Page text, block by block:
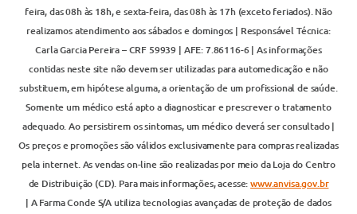
feira, das 08h às 18h, e sexta-feira, das 08h às 17h (exceto feriados). Não
realizamos atendimento aos sábados e domingos | Responsável Técnica:
Carla Garcia Pereira – CRF 59939 | AFE: 7.86116-6 | As informações
contidas neste site não devem ser utilizadas para automedicação e não
substituem, em hipótese alguma, a orientação de um profissional de saúde.
Somente um médico está apto a diagnosticar e prescrever o tratamento
adequado. Ao persistirem os sintomas, um médico deverá ser consultado |
Os preços e promoções são válidos exclusivamente para compras realizadas
pela internet. As vendas on-line são realizadas por meio da Loja do Centro
de Distribuição (CD). Para mais informações, acesse:www.anvisa.gov.br
| A Farma Conde S/A utiliza tecnologias avançadas de proteção de dados